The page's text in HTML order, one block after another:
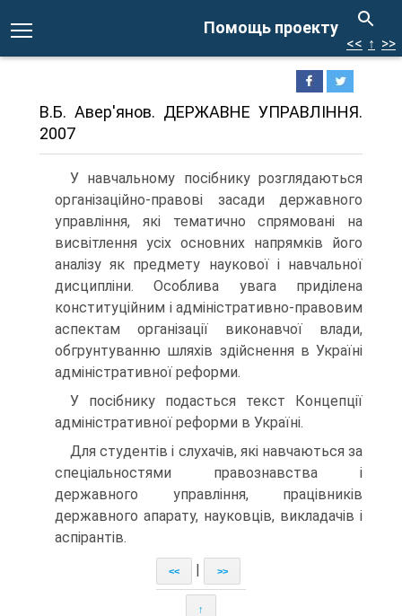
Помощь проекту
<< ↑ >>
В.Б. Авер'янов. ДЕРЖАВНЕ УПРАВЛІННЯ.
2007
У навчальному посібнику розглядаються
організаційно-правові засади державного
управління, які тематично спрямовані на
висвітлення усіх основних напрямків його
аналізу як предмету наукової і навчальної
дисципліни. Особлива увага приділена
конституційним і адміністративно-правовим
аспектам організації виконавчої влади,
обгрунтуванню шляхів здійснення в Україні
адміністративної реформи.
У посібнику подасться текст Концепції
адміністративної реформи в Україні.
Для студентів і слухачів, які навчаються за
спеціальностями правознавства і
державного управління, працівників
державного апарату, науковців, викладачів і
аспірантів.
<< >>
↑